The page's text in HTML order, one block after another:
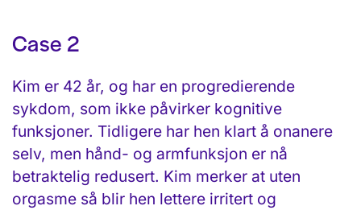
Case 2
Kim er 42 år, og har en progredierende
sykdom, som ikke påvirker kognitive
funksjoner. Tidligere har hen klart å onanere
selv, men hånd- og armfunksjon er nå
betraktelig redusert. Kim merker at uten
orgasme så blir hen lettere irritert og